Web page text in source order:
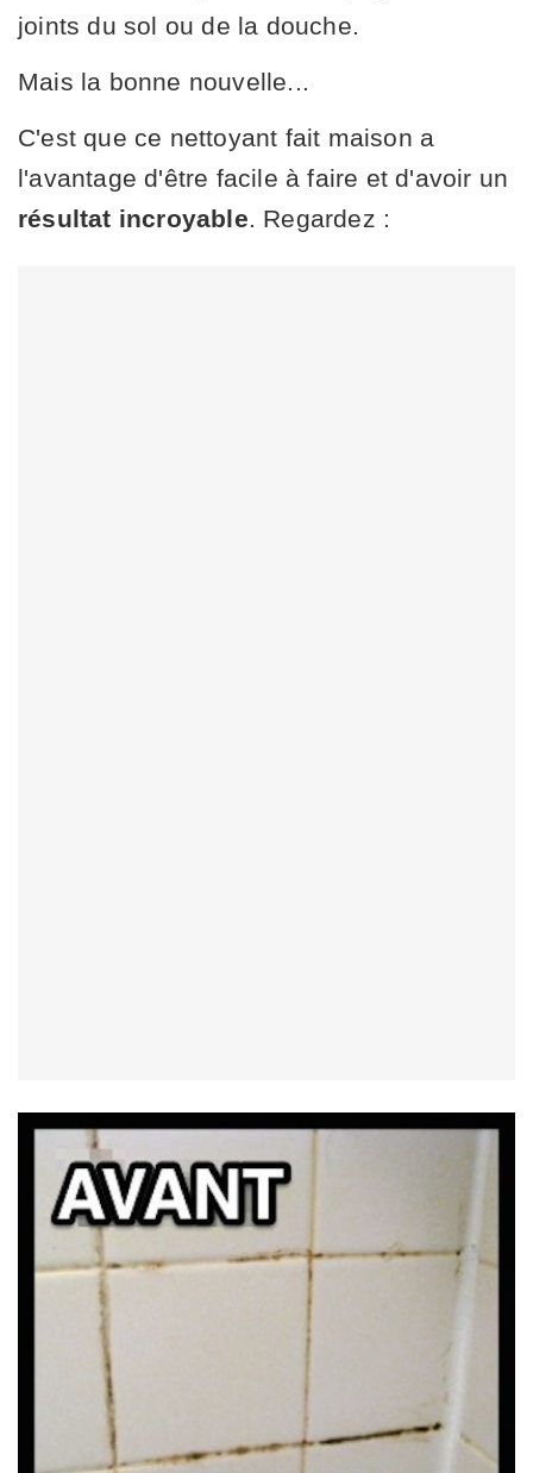
joints du sol ou de la douche.
Mais la bonne nouvelle...
C'est que ce nettoyant fait maison a
l'avantage d'être facile à faire et d'avoir un
résultat incroyable . Regardez :